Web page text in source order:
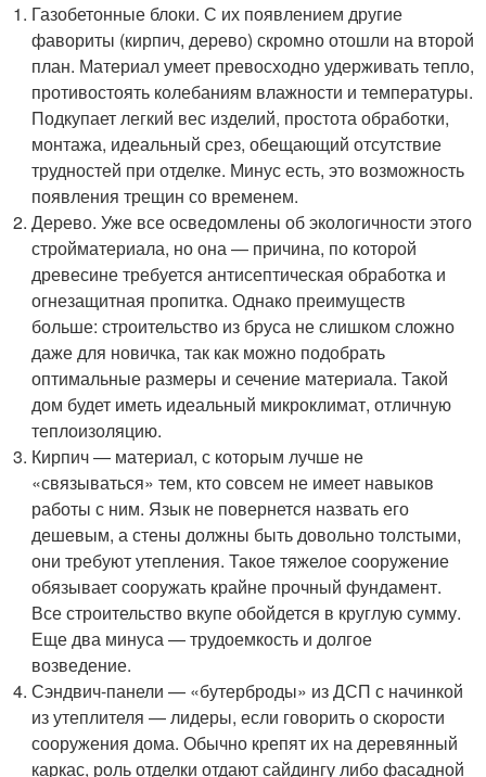
Газобетонные блоки. С их появлением другие
фавориты (кирпич, дерево) скромно отошли на второй
план. Материал умеет превосходно удерживать тепло,
противостоять колебаниям влажности и температуры.
Подкупает легкий вес изделий, простота обработки,
монтажа, идеальный срез, обещающий отсутствие
трудностей при отделке. Минус есть, это возможность
появления трещин со временем.
Дерево. Уже все осведомлены об экологичности этого
стройматериала, но она — причина, по которой
древесине требуется антисептическая обработка и
огнезащитная пропитка. Однако преимуществ
больше: строительство из бруса не слишком сложно
даже для новичка, так как можно подобрать
оптимальные размеры и сечение материала. Такой
дом будет иметь идеальный микроклимат, отличную
теплоизоляцию.
Кирпич — материал, с которым лучше не
«связываться» тем, кто совсем не имеет навыков
работы с ним. Язык не повернется назвать его
дешевым, а стены должны быть довольно толстыми,
они требуют утепления. Такое тяжелое сооружение
обязывает сооружать крайне прочный фундамент.
Все строительство вкупе обойдется в круглую сумму.
Еще два минуса — трудоемкость и долгое
возведение.
Сэндвич-панели — «бутерброды» из ДСП с начинкой
из утеплителя — лидеры, если говорить о скорости
сооружения дома. Обычно крепят их на деревянный
каркас, роль отделки отдают сайдингу либо фасадной